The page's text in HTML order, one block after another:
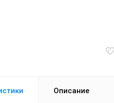
Описание